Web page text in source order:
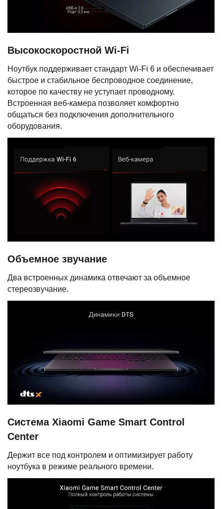
Высокоскоростной Wi-Fi
Ноутбук поддерживает стандарт Wi-Fi 6 и обеспечивает
быстрое и стабильное беспроводное соединение,
которое по качеству не уступает проводному.
Встроенная веб-камера позволяет комфортно
общаться без подключения дополнительного
оборудования.
Объемное звучание
Два встроенных динамика отвечают за объемное
стереозвучание.
Система Xiaomi Game Smart Control
Center
Держит все под контролем и оптимизирует работу
ноутбука в режиме реального времени.